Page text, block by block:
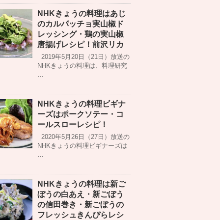
NHKきょうの料理はあじ
のカルパッチョ実山椒ド
レッシング・鶏の実山椒
唐揚げレシピ！前沢リカ
2019年5月20日（21日）放送の
NHKきょうの料理は、料理研究
…
NHKきょうの料理ビギナ
ーズはポークソテー・コ
ールスローレシピ！
2020年5月26日（27日）放送の
NHKきょうの料理ビギナーズは
…
NHKきょうの料理は新ご
ぼうの白あえ・新ごぼう
の信田巻き・新ごぼうの
フレッシュきんぴらレシ